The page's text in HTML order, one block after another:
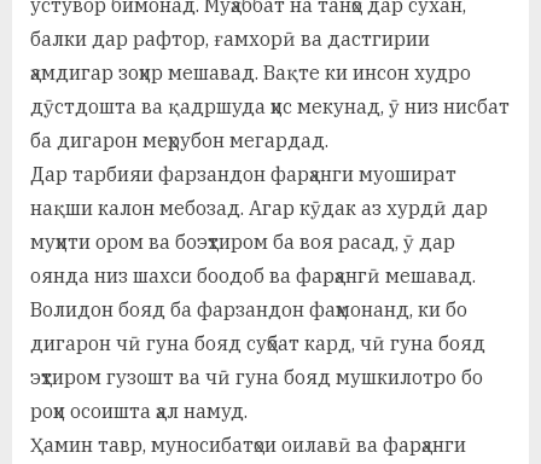
балки дар рафтор, ғамхорӣ ва дастгирии
ҳамдигар зоҳир мешавад. Вақте ки инсон худро
дӯстдошта ва қадршуда ҳис мекунад, ӯ низ нисбат
ба дигарон меҳрубон мегардад.
Дар тарбияи фарзандон фарҳанги муошират
нақши калон мебозад. Агар кӯдак аз хурдӣ дар
муҳити ором ва боэҳтиром ба воя расад, ӯ дар
оянда низ шахси боодоб ва фарҳангӣ мешавад.
Волидон бояд ба фарзандон фаҳмонанд, ки бо
дигарон чӣ гуна бояд суҳбат кард, чӣ гуна бояд
эҳтиром гузошт ва чӣ гуна бояд мушкилотро бо
роҳи осоишта ҳал намуд.
Ҳамин тавр, муносибатҳои оилавӣ ва фарҳанги